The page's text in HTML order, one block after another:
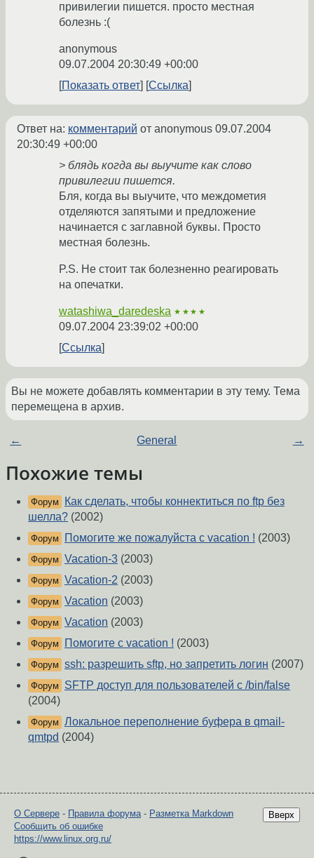
привилегии пишется. просто местная
болезнь :(
anonymous
09.07.2004 20:30:49 +00:00
Показать ответ
Ссылка
Ответ на: комментарий от anonymous 09.07.2004
20:30:49 +00:00
> блядь когда вы выучите как слово
привилегии пишется.
Бля, когда вы выучите, что междометия
отделяются запятыми и предложение
начинается с заглавной буквы. Просто
местная болезнь.
P.S. Не стоит так болезненно реагировать
на опечатки.
watashiwa_daredeska ★★★★
09.07.2004 23:39:02 +00:00
Ссылка
Вы не можете добавлять комментарии в эту тему. Тема
перемещена в архив.
← General →
Похожие темы
Форум
Как сделать, чтобы коннектиться по ftp без
шелла? (2002)
Форум Помогите же пожалуйста с vacation ! (2003)
Форум Vacation-3 (2003)
Форум Vacation-2 (2003)
Форум Vacation (2003)
Форум Vacation (2003)
Форум Помогите с vacation ! (2003)
Форум ssh: разрешить sftp, но запретить логин (2007)
Форум
SFTP доступ для пользователей с /bin/false
(2004)
Форум Локальное переполнение буфера в qmail-
qmtpd (2004)
Вверх
О Сервере - Правила форума- Разметка Markdown
Сообщить об ошибке
https://www.linux.org.ru/